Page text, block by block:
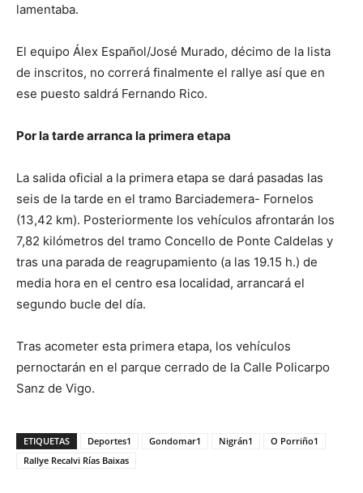
lamentaba.
El equipo Álex Español/José Murado, décimo de la lista
de inscritos, no correrá finalmente el rallye así que en
ese puesto saldrá Fernando Rico.
Por la tarde arranca la primera etapa
La salida oficial a la primera etapa se dará pasadas las
seis de la tarde en el tramo Barciademera- Fornelos
(13,42 km). Posteriormente los vehículos afrontarán los
7,82 kilómetros del tramo Concello de Ponte Caldelas y
tras una parada de reagrupamiento (a las 19.15 h.) de
media hora en el centro esa localidad, arrancará el
segundo bucle del día.
Tras acometer esta primera etapa, los vehículos
pernoctarán en el parque cerrado de la Calle Policarpo
Sanz de Vigo.
ETIQUETAS Deportes1 Gondomar1 Nigrán1
O Porriño1
Rallye Recalvi Rías Baixas